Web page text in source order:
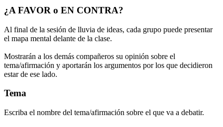
¿A FAVOR o EN CONTRA?
Al final de la sesión de lluvia de ideas, cada grupo puede presentar
el mapa mental delante de la clase.
Mostrarán a los demás compañeros su opinión sobre el
tema/afirmación y aportarán los argumentos por los que decidieron
estar de ese lado.
Tema
Escriba el nombre del tema/afirmación sobre el que va a debatir.